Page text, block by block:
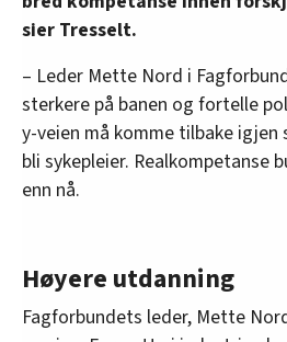
sier Tresselt.
– Leder Mette Nord i
sterkere på banen og fortelle
y-veien må komme tilbake
bli sykepleier. Realkompetanse
enn nå.
Høyere utdanning
Fagforbundets leder, Mette